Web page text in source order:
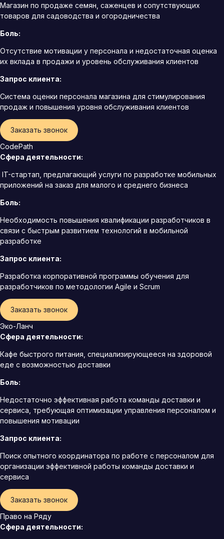
Магазин по продаже семян, саженцев и сопутствующих
товаров для садоводства и огородничества
Боль:
Отсутствие мотивации у персонала и недостаточная оценка
их вклада в продажи и уровень обслуживания клиентов
Запрос клиента:
Система оценки персонала магазина для стимулирования
продаж и повышения уровня обслуживания клиентов
Заказать звонок
CodePath
Сфера деятельности:
IT-стартап, предлагающий услуги по разработке мобильных
приложений на заказ для малого и среднего бизнеса
Боль:
Необходимость повышения квалификации разработчиков в
связи с быстрым развитием технологий в мобильной
разработке
Запрос клиента:
Разработка корпоративной программы обучения для
разработчиков по методологии Agile и Scrum
Заказать звонок
Эко-Ланч
Сфера деятельности:
Кафе быстрого питания, специализирующееся на здоровой
еде с возможностью доставки
Боль:
Недостаточно эффективная работа команды доставки и
сервиса, требующая оптимизации управления персоналом и
повышения мотивации
Запрос клиента:
Поиск опытного координатора по работе с персоналом для
организации эффективной работы команды доставки и
сервиса
Заказать звонок
Право на Ряду
Сфера деятельности: